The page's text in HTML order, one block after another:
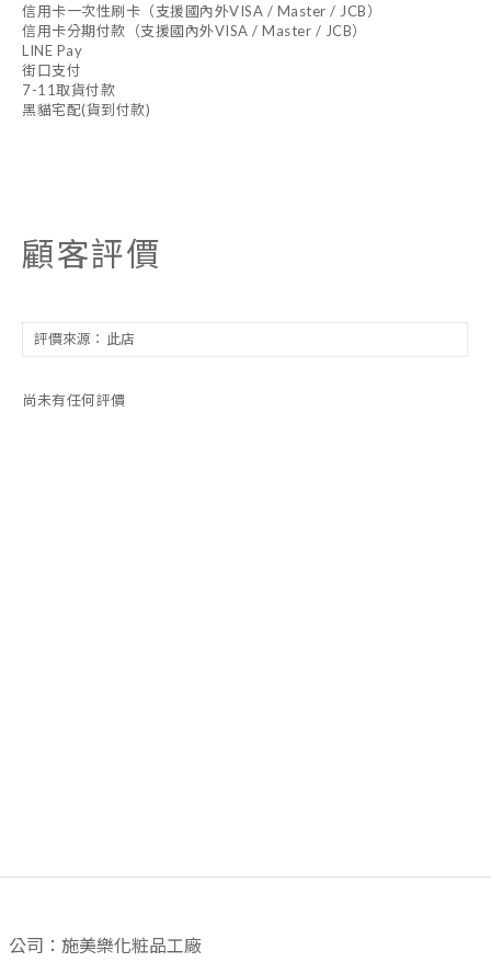
信用卡一次性刷卡（支援國內外VISA / Master / JCB）
信用卡分期付款（支援國內外VISA / Master / JCB）
LINE Pay
街口支付
7-11取貨付款
黑貓宅配(貨到付款)
顧客評價
尚未有任何評價
公司：施美樂化粧品工廠